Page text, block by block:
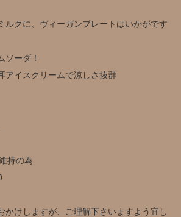
ルクに、ヴィーガンプレートはいかがです
ソーダ！
アイスクリームで涼しさ抜群
持の為
かけしますが、ご理解下さいますよう宜し